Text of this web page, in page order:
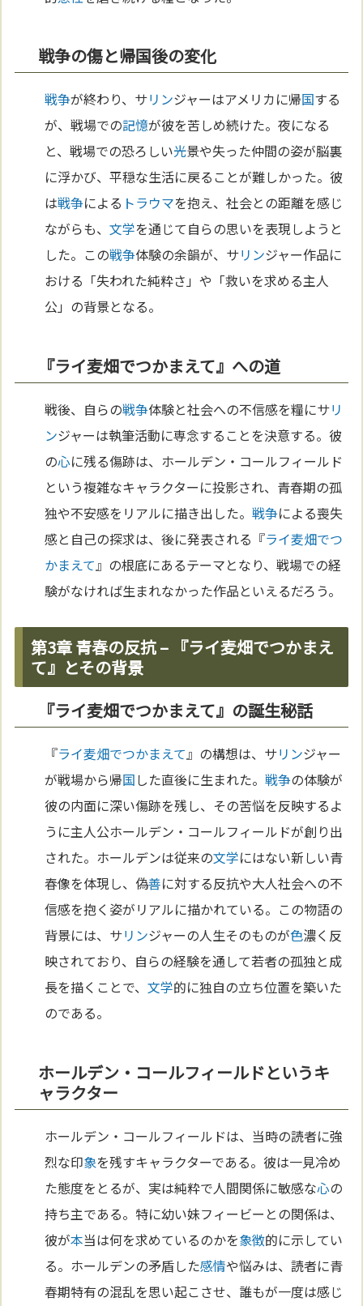
戦争の傷と帰国後の変化
戦争が終わり、サリンジャーはアメリカに帰国する
が、戦場での記憶が彼を苦しめ続けた。夜になる
と、戦場での恐ろしい光景や失った仲間の姿が脳裏
に浮かび、平穏な生活に戻ることが難しかった。彼
は戦争による トラウマを抱え、社会との距離を感じ
ながらも、文学を通じて自らの思いを表現しようと
した。この戦争体験の余韻が、サリンジャー作品に
おける「失われた純粋さ」や「救いを求める主人
公」の背景となる。
『ライ麦畑でつかまえて』への道
戦後、自らの戦争体験と社会への不信感を糧にサリ
ンジャーは執筆活動に専念することを決意する。彼
の心に残る傷跡は、ホールデン・コールフィールド
という複雑なキャラクターに投影され、青春期の孤
独や不安感をリアルに描き出した。戦争による喪失
感と自己の探求は、後に発表される『ライ麦畑でつ
かまえて』の根底にあるテーマとなり、戦場での経
験がなければ生まれなかった作品といえるだろう。
第3章 青春の反抗 – 『ライ麦畑でつかまえ
て』とその背景
『ライ麦畑でつかまえて』の誕生秘話
『ライ麦畑でつかまえて』の構想は、サリンジャー
が戦場から帰国した直後に生まれた。戦争の体験が
彼の内面に深い傷跡を残し、その苦悩を反映するよ
うに主人公ホールデン・コールフィールドが創り出
された。ホールデンは従来の文学にはない新しい青
春像を体現し、偽善に対する反抗や大人社会への不
信感を抱く姿がリアルに描かれている。この物語の
背景には、サリンジャーの人生そのものが色濃く反
映されており、自らの経験を通して若者の孤独と成
長を描くことで、文学的に独自の立ち位置を築いた
のである。
ホールデン・コールフィールドというキ
ャラクター
ホールデン・コールフィールドは、当時の読者に強
烈な印象を残すキャラクターである。彼は一見冷め
た態度をとるが、実は純粋で人間関係に敏感な心の
持ち主である。特に幼い妹フィービーとの関係は、
彼が本当は何を求めているのかを象徴的に示してい
る。ホールデンの矛盾した感情や悩みは、読者に青
春期特有の混乱を思い起こさせ、誰もが一度は感じ